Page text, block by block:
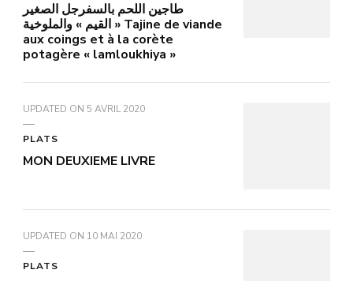
طاجين اللحم بالسفرجل الصغير
« القيم » والملوخية Tajine de viande
aux coings et à la corète
potagère « lamloukhiya »
UPDATED ON 5 AVRIL 2020
PLATS
MON DEUXIEME LIVRE
UPDATED ON 10 MAI 2020
PLATS